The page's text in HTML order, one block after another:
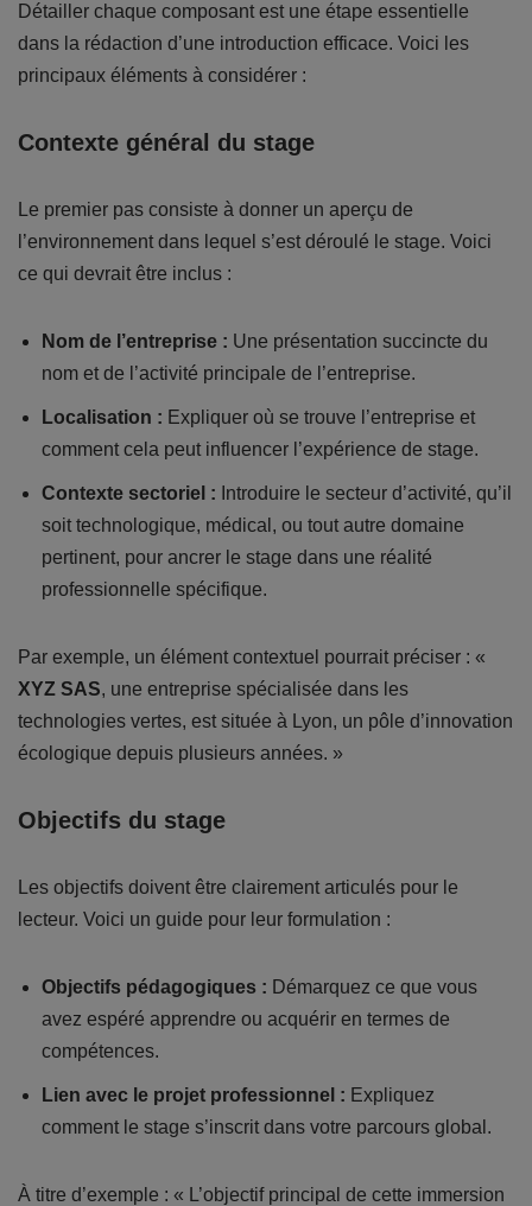
Détailler chaque composant est une étape essentielle
dans la rédaction d’une introduction efficace. Voici les
principaux éléments à considérer :
Contexte général du stage
Le premier pas consiste à donner un aperçu de
l’environnement dans lequel s’est déroulé le stage. Voici
ce qui devrait être inclus :
Nom de l’entreprise : Une présentation succincte du
nom et de l’activité principale de l’entreprise.
Localisation : Expliquer où se trouve l’entreprise et
comment cela peut influencer l’expérience de stage.
Contexte sectoriel : Introduire le secteur d’activité, qu’il
soit technologique, médical, ou tout autre domaine
pertinent, pour ancrer le stage dans une réalité
professionnelle spécifique.
Par exemple, un élément contextuel pourrait préciser : «
XYZ SAS, une entreprise spécialisée dans les
technologies vertes, est située à Lyon, un pôle d’innovation
écologique depuis plusieurs années. »
Objectifs du stage
Les objectifs doivent être clairement articulés pour le
lecteur. Voici un guide pour leur formulation :
Objectifs pédagogiques : Démarquez ce que vous
avez espéré apprendre ou acquérir en termes de
compétences.
Lien avec le projet professionnel : Expliquez
comment le stage s’inscrit dans votre parcours global.
À titre d’exemple : « L’objectif principal de cette immersion